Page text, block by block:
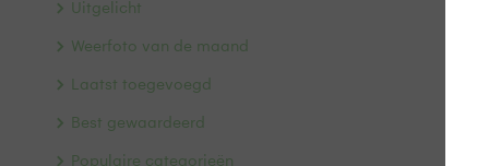
Uitgelicht
Weerfoto van de maand
Laatst toegevoegd
Best gewaardeerd
Populaire categorieën